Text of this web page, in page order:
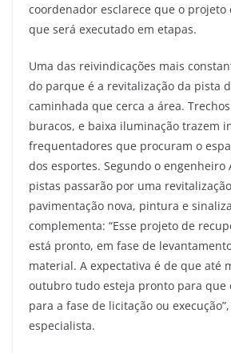
coordenador esclarece que o projeto
que será executado em etapas.
Uma das reivindicações mais
do parque é a revitalização da pista
caminhada que cerca a área.
buracos, e baixa iluminação trazem
frequentadores que procuram o
dos esportes. Segundo o engenheiro
pistas passarão por uma
pavimentação nova, pintura e
complementa: “Esse projeto de
está pronto, em fase de
material. A expectativa é de que até
outubro tudo esteja pronto para que
para a fase de licitação ou
especialista.